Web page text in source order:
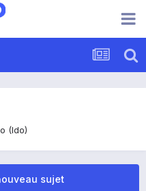
(Ido)
sujet